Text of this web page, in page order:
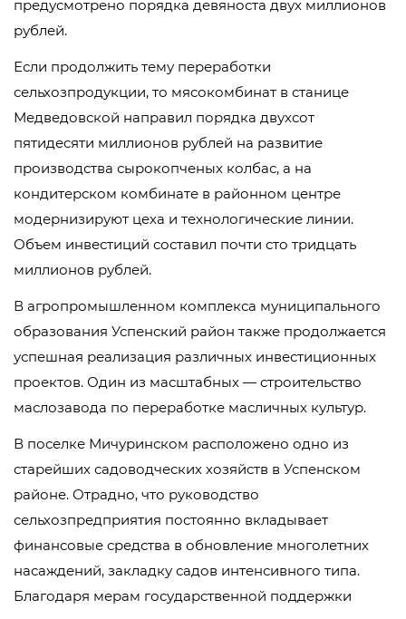
предусмотрено порядка девяноста двух миллионов
рублей.
Если продолжить тему переработки
сельхозпродукции, то мясокомбинат в станице
Медведовской направил порядка двухсот
пятидесяти миллионов рублей на развитие
производства сырокопченых колбас, а на
кондитерском комбинате в районном центре
модернизируют цеха и технологические линии.
Объем инвестиций составил почти сто тридцать
миллионов рублей.
В агропромышленном комплекса муниципального
образования Успенский район также продолжается
успешная реализация различных инвестиционных
проектов. Один из масштабных — строительство
маслозавода по переработке масличных культур.
В поселке Мичуринском расположено одно из
старейших садоводческих хозяйств в Успенском
районе. Отрадно, что руководство
сельхозпредприятия постоянно вкладывает
финансовые средства в обновление многолетних
насаждений, закладку садов интенсивного типа.
Благодаря мерам государственной поддержки